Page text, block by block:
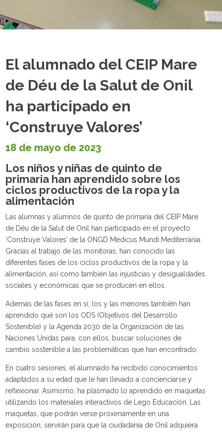
El alumnado del CEIP Mare
de Déu de la Salut de Onil
ha participado en
‘Construye Valores’
18 de mayo de 2023
Los niños y niñas de quinto de
primaria han aprendido sobre los
ciclos productivos de la ropa y la
alimentación
Las alumnas y alumnos de quinto de primaria del CEIP Mare
de Déu de la Salut de Onil han participado en el proyecto
‘Construye Valores’ de la ONGD Medicus Mundi Mediterrània.
Gracias al trabajo de las monitoras, han conocido las
diferentes fases de los ciclos productivos de la ropa y la
alimentación, así como también las injusticias y desigualdades
sociales y económicas que se producen en ellos.
Además de las fases en sí, los y las menores también han
aprendido qué son los ODS (Objetivos del Desarrollo
Sostenible) y la Agenda 2030 de la Organización de las
Naciones Unidas para, con ellos, buscar soluciones de
cambio sostenible a las problemáticas que han encontrado.
En cuatro sesiones, el alumnado ha recibido conocimientos
adaptados a su edad que le han llevado a concienciarse y
reflexionar. Asimismo, ha plasmado lo aprendido en maquetas
utilizando los materiales interactivos de Lego Educación. Las
maquetas, que podrán verse próximamente en una
exposición, servirán para que la ciudadanía de Onil adquiera